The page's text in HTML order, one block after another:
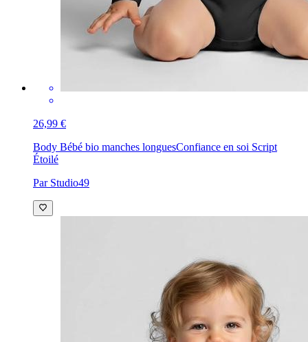
26,99 €
Body Bébé bio manches longuesConfiance en soi Script
Étoilé
Par Studio49